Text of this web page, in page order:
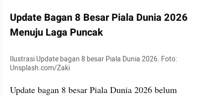
Update Bagan 8 Besar Piala Dunia 2026
Menuju Laga Puncak
Ilustrasi Update bagan 8 besar Piala Dunia 2026. Foto:
Unsplash.com/Zaki
Update bagan 8 besar Piala Dunia 2026 belum